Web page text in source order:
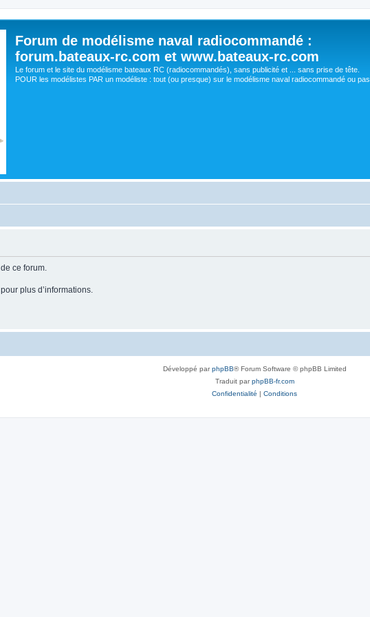
Forum de modélisme naval radiocommandé :
forum.bateaux-rc.com et www.bateaux-rc.com
Le forum et le site du modélisme bateaux RC (radiocommandés), sans publicité et ... sans prise de tête.
POUR les modélistes PAR un modéliste : tout (ou presque) sur le modélisme naval radiocommandé ou pas.
de ce forum.
pour plus d’informations.
Développé parphpBB® Forum Software © phpBB Limited
Traduit parphpBB-fr.com
Confidentialité | Conditions